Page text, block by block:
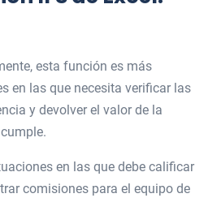
esta función es más
en las que necesita verificar las
y devolver el valor de la
en las que debe calificar
comisiones para el equipo de